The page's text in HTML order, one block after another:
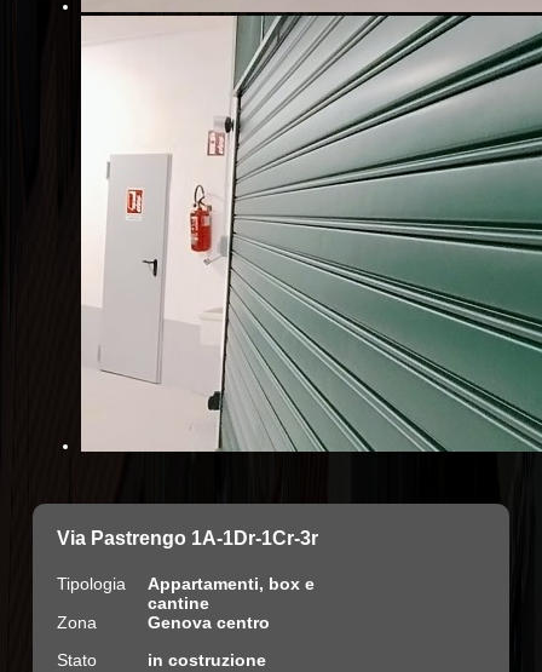
Via Pastrengo 1A-1Dr-1Cr-3r
Tipologia
Appartamenti, box e
cantine
Zona
Genova centro
Stato
in costruzione